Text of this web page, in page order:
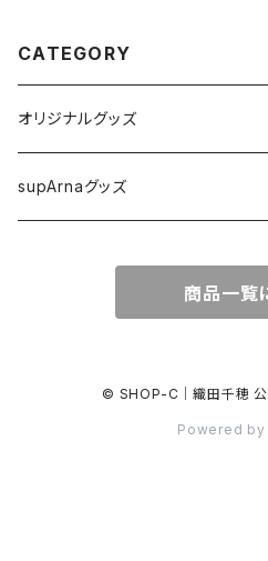
CATEGORY
オリジナルグッズ
Ｔシャツ
supArnaグッズ
商品一覧
© SHOP-C｜織田千穂 公
Powered by